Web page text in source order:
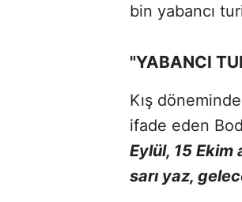
bin yabancı
"YABANCI
Kış
ifade eden
Eylül, 15 Ekim
sarı yaz,